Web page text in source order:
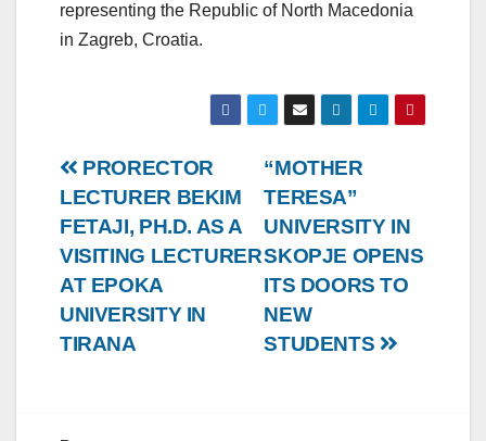
representing the Republic of North Macedonia
in Zagreb, Croatia.
Post
navigation
“MOTHER
TERESA”
UNIVERSITY IN
SKOPJE OPENS
ITS DOORS TO
NEW
STUDENTS
PRORECTOR
LECTURER BEKIM
FETAJI, PH.D. AS A
VISITING LECTURER
AT EPOKA
UNIVERSITY IN
TIRANA